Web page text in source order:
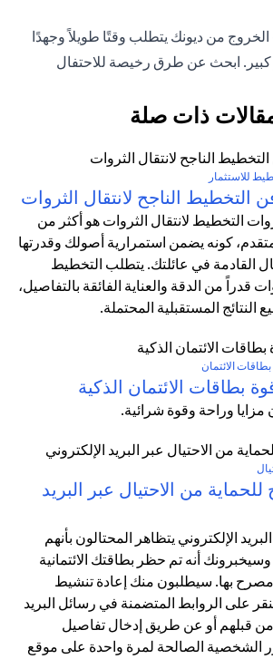
من ديونك يتطلب وقتًا طويلاً وجهدًا
كبير. ابحث عن طرق رخيصة للاحتفال
ذات صلة
للاستثمار
التخطيط الناجح لانتقال الثروات
التخطيط لانتقال الثروات هو أكثر من
كونه يضمن استمرارية أصولك وقدرتها
القادمة في عائلتك. يتطلب التخطيط
قدراً من الدقة والعناية الفائقة بالتفاصيل،
المستقبلية المحتملة.
بطاقات الائتمان
بطاقات الائتمان الذكية
مزايا وراحة وقوة شرائية.
من الاحتيال عبر البريد
الإلكتروني يتظاهر المحتالون بأنهم
أنه تم حظر بطاقتك الائتمانية
بها. سيطلبون منك إعادة تنشيط
على الروابط المتضمنة في رسائل البريد
من قبلهم أو عن طريق إدخال تفاصيل
الشخصية الصالحة لمرة واحدة على موقع